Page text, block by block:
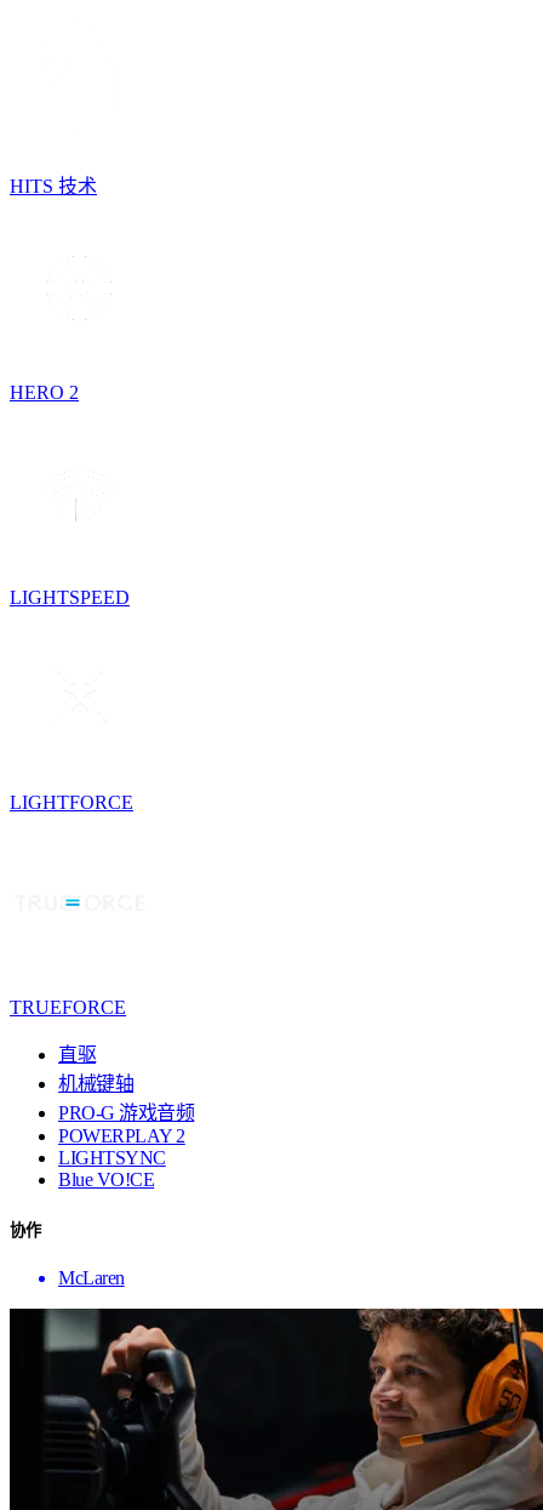
HITS 技术
HERO 2
LIGHTSPEED
LIGHTFORCE
TRUEFORCE
直驱
机械键轴
PRO-G 游戏音频
POWERPLAY 2
LIGHTSYNC
Blue VO!CE
协作
McLaren